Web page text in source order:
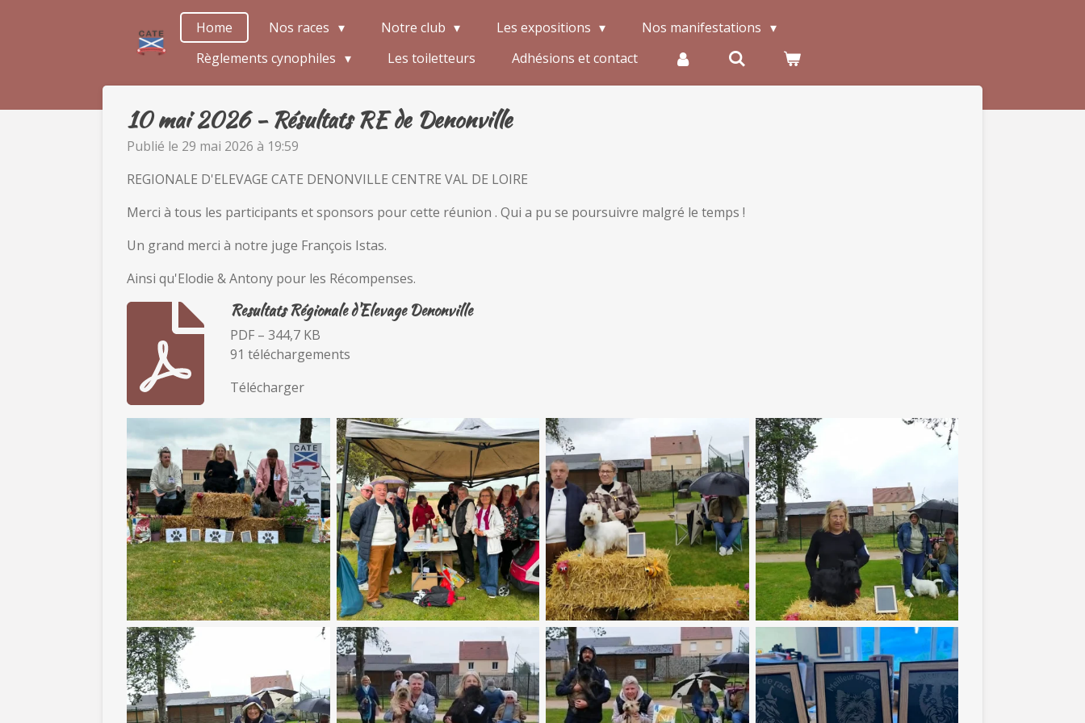
Home Nos races Notre club Les expositions
Nos manifestations
Règlements cynophiles
Les toiletteurs Adhésions et contact
10 mai 2026 - Résultats RE de Denonville
Publié le 29 mai 2026 à 19:59
REGIONALE D'ELEVAGE CATE DENONVILLE CENTRE VAL DE LOIRE
Merci à tous les participants et sponsors pour cette réunion . Qui a pu se poursuivre malgré le temps !
Un grand merci à notre juge François Istas.
Ainsi qu'Elodie & Antony pour les Récompenses.
Resultats Régionale d'Elevage Denonville
PDF – 344,7 KB
91 téléchargements
Télécharger